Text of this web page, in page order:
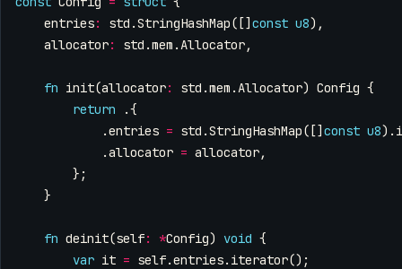
entries: std .StringHashMap([] const u8),
allocator: std .mem . Allocator,
fn init(allocator: std .mem . Allocator) Config {
return
.{
.entries = std .StringHashMap([] const u8).
.allocator = allocator,
};
}
fn deinit(self: *Config) void {
var it = self.entries. iterator();